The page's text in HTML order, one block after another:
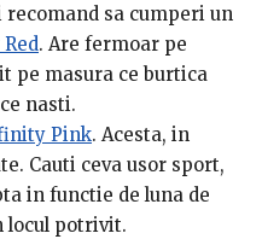
sa cumperi un
Red. Are fermoar pe
pe masura ce burtica
nasti.
Pink. Acesta, in
Cauti ceva usor sport,
in functie de luna de
locul potrivit.